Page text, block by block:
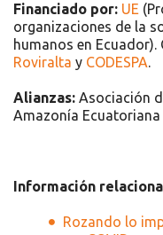
Financiado por: UE
organizaciones de la
humanos en
Roviralta y CODESPA.
Alianzas: Asociación
Amazonía Ecuatoriana
Información
Rozando lo